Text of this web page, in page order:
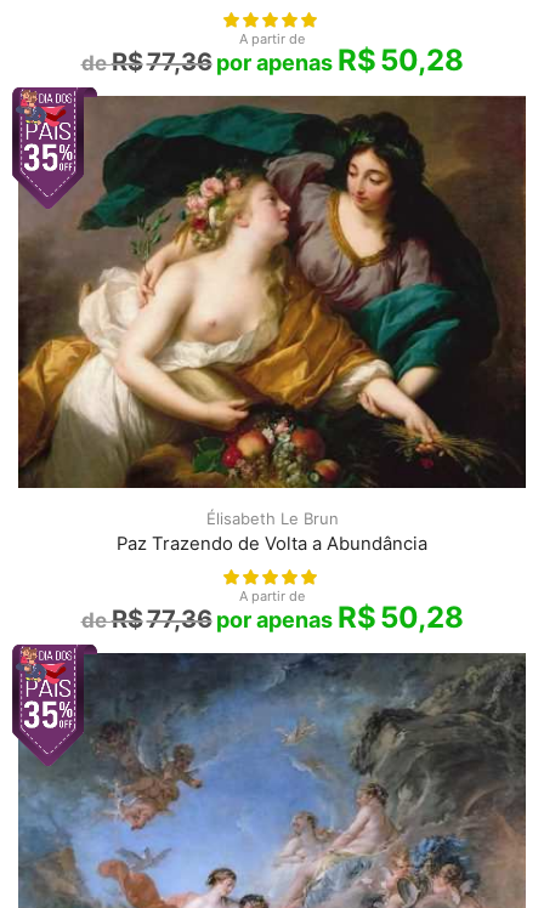
A partir de
R$77,36 R$50,28
Élisabeth Le Brun
Paz Trazendo de Volta a Abundância
A partir de
R$77,36 R$50,28